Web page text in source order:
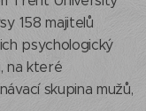
158 majitelů
psychologický
na které
skupina mužů,